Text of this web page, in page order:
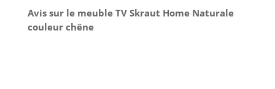
Avis sur le meuble TV Skraut Home Naturale
couleur chêne